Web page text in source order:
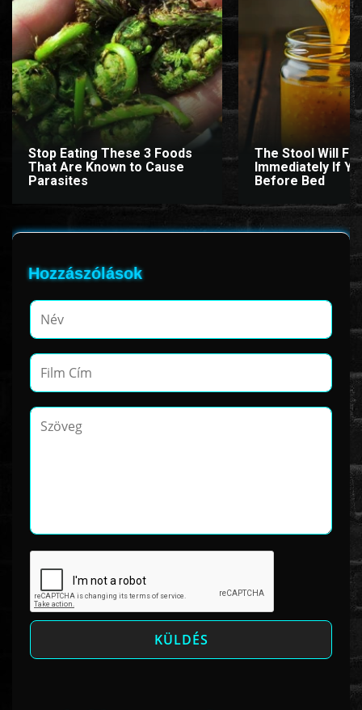
www.onlinefilmvilag2.eu,Copyright © 2017-2026 Az oldal nem tárol
semmilyen jogsértő tartalmat. Minden adat külső forrásból származik |
Frissítve: 2026.07.27|
Stop Eating These 3 Foods
That Are Known to Cause
Parasites
The Stool Will Fly
Immediately If
Before Bed
Hozzászólások